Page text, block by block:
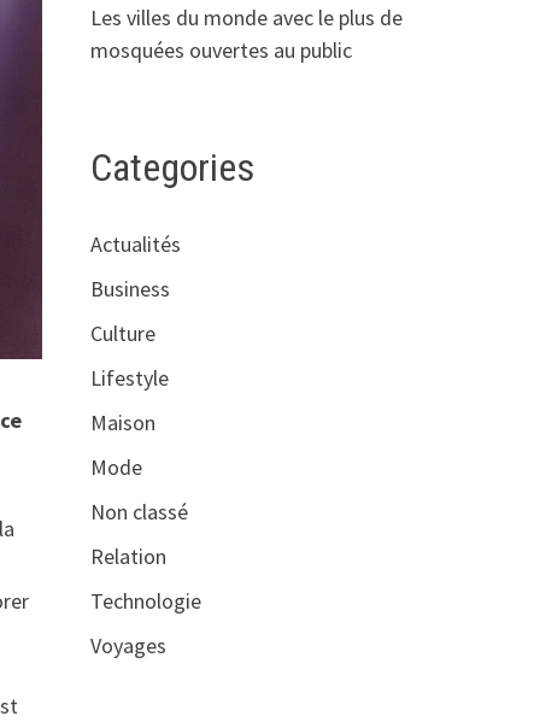
Les villes du monde avec le plus de
mosquées ouvertes au public
Categories
Actualités
Business
Culture
Lifestyle
Maison
Mode
Non classé
Relation
Technologie
Voyages